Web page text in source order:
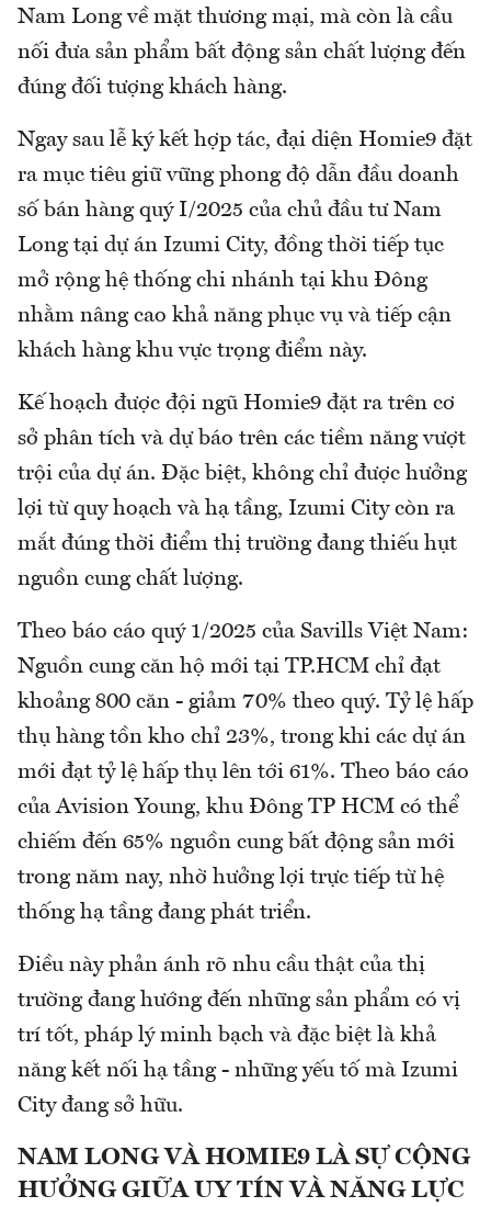
Nam Long về mặt thương mại, mà còn là cầu
nối đưa sản phẩm bất động sản chất lượng đến
đúng đối tượng khách hàng.
Ngay sau lễ ký kết hợp tác, đại diện Homie9 đặt
ra mục tiêu giữ vững phong độ dẫn đầu doanh
số bán hàng quý I/2025 của chủ đầu tư Nam
Long tại dự án Izumi City, đồng thời tiếp tục
mở rộng hệ thống chi nhánh tại khu Đông
nhằm nâng cao khả năng phục vụ và tiếp cận
khách hàng khu vực trọng điểm này.
Kế hoạch được đội ngũ Homie9 đặt ra trên cơ
sở phân tích và dự báo trên các tiềm năng vượt
trội của dự án. Đặc biệt, không chỉ được hưởng
lợi từ quy hoạch và hạ tầng, Izumi City còn ra
mắt đúng thời điểm thị trường đang thiếu hụt
nguồn cung chất lượng.
Theo báo cáo quý 1/2025 của Savills Việt Nam:
Nguồn cung căn hộ mới tại TP.HCM chỉ đạt
khoảng 800 căn - giảm 70% theo quý. Tỷ lệ hấp
thụ hàng tồn kho chỉ 23%, trong khi các dự án
mới đạt tỷ lệ hấp thụ lên tới 61%. Theo báo cáo
của Avision Young, khu Đông TP HCM có thể
chiếm đến 65% nguồn cung bất động sản mới
trong năm nay, nhờ hưởng lợi trực tiếp từ hệ
thống hạ tầng đang phát triển.
Điều này phản ánh rõ nhu cầu thật của thị
trường đang hướng đến những sản phẩm có vị
trí tốt, pháp lý minh bạch và đặc biệt là khả
năng kết nối hạ tầng - những yếu tố mà Izumi
City đang sở hữu.
NAM LONG VÀ HOMIE9 LÀ SỰ CỘNG
HƯỞNG GIỮA UY TÍN VÀ NĂNG LỰC